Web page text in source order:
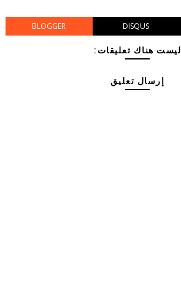
BLOGGER DISQUS
ليست هناك تعليقات:
إرسال تعليق